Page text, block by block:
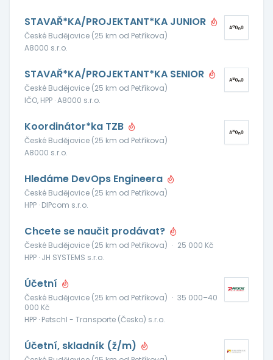
STAVAŘ*KA/PROJEKTANT*KA JUNIOR
České Budějovice (25 km od Petříkova)
A8000 s.r.o.
STAVAŘ*KA/PROJEKTANT*KA SENIOR
České Budějovice (25 km od Petříkova)
IČO, HPP · A8000 s.r.o.
Koordinátor*ka TZB
České Budějovice (25 km od Petříkova)
A8000 s.r.o.
Hledáme DevOps Engineera
České Budějovice (25 km od Petříkova)
HPP · DIPcom s.r.o.
Chcete se naučit prodávat?
České Budějovice (25 km od Petříkova) · 25 000 Kč
HPP · JH SYSTEMS s.r.o.
Účetní
České Budějovice (25 km od Petříkova) · 35 000–40
000 Kč
HPP · Petschl - Transporte (Česko) s.r.o.
Účetní, skladník (ž/m)